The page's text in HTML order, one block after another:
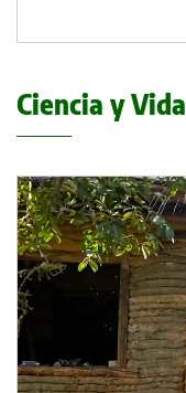
Ciencia y Vida